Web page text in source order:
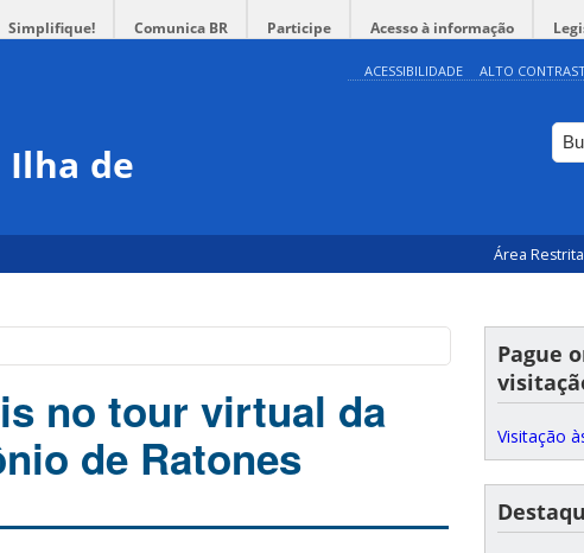
Simplifique! Comunica BR Participe Acesso à informação
ACESSIBILIDADE ALTO
de
Área Restrita
no tour virtual da
de Ratones
Pague
Visitação